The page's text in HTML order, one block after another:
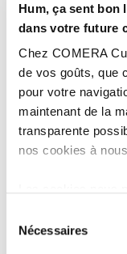
Hum, ça sent bon
dans votre future
Chez COMERA
de vos goûts, que
pour votre
maintenant de la
transparente
nos cookies à
médias sociaux et
partageons
Nécessaires